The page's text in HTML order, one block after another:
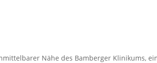
Nähe des Bamberger Klinikums,